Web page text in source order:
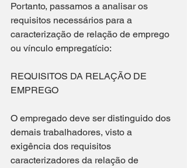
Portanto, passamos a analisar os
requisitos necessários para a
caracterização de relação de emprego
ou vínculo empregatício:
REQUISITOS DA RELAÇÃO DE
EMPREGO
O empregado deve ser distinguido dos
demais trabalhadores, visto a
exigência dos requisitos
caracterizadores da relação de